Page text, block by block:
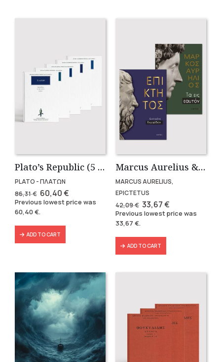
Plato’s Republic (5 volumes)
PLATO - ΠΛΑΤΩΝ
86,31€ Original
price
was:
86,31 €.
60,40€Current
price
is:
Previous lowest price was
60,40€.
ADD TO CART
Marcus Aurelius & Epictetus (Compact works in Greek)
MARCUS AURELIUS,
EPICTETUS
42,09€ Original
price
was:
33,67€Current
price
is:
Previous lowest price was
33,67 €.
ADD TO CART